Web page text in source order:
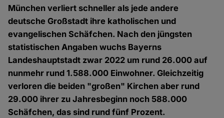
München verliert schneller als jede andere
deutsche Großstadt ihre katholischen und
evangelischen Schäfchen. Nach den jüngsten
statistischen Angaben wuchs Bayerns
Landeshauptstadt zwar 2022 um rund 26.000 auf
nunmehr rund 1.588.000 Einwohner. Gleichzeitig
verloren die beiden "großen" Kirchen aber rund
29.000 ihrer zu Jahresbeginn noch 588.000
Schäfchen, das sind rund fünf Prozent.